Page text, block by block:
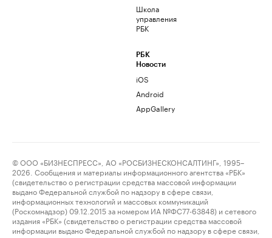
Школа
управления
РБК
РБК
Новости
iOS
Android
AppGallery
© ООО «БИЗНЕСПРЕСС», АО «РОСБИЗНЕСКОНСАЛТИНГ», 1995–
2026. Сообщения и материалы информационного агентства «РБК»
(свидетельство о регистрации средства массовой информации
выдано Федеральной службой по надзору в сфере связи,
информационных технологий и массовых коммуникаций
(Роскомнадзор) 09.12.2015 за номером ИА №ФС77-63848) и сетевого
издания «РБК» (свидетельство о регистрации средства массовой
информации выдано Федеральной службой по надзору в сфере связи,